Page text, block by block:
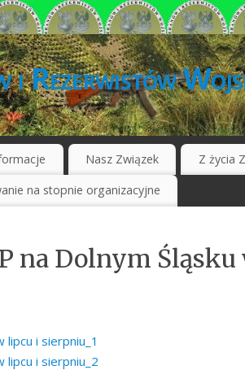
i Rezerwistów
Nasz Związek Z życia
na stopnie organizacyjne
na Dolnym
lipcu i sierpniu_1
lipcu i sierpniu_2